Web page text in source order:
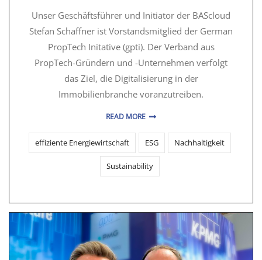
Unser Geschäftsführer und Initiator der BAScloud
Stefan Schaffner ist Vorstandsmitglied der German
PropTech Initative (gpti). Der Verband aus
PropTech-Gründern und -Unternehmen verfolgt
das Ziel, die Digitalisierung in der
Immobilienbranche voranzutreiben.
READ MORE
effiziente Energiewirtschaft ESG Nachhaltigkeit
Sustainability